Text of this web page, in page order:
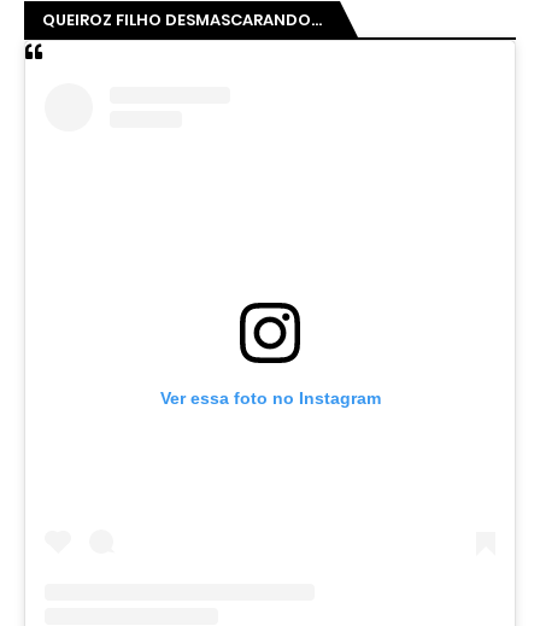
QUEIROZ FILHO DESMASCARANDO...
Ver essa foto no Instagram